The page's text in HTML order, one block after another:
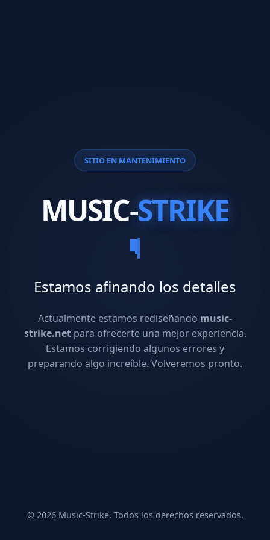
SITIO EN MANTENIMIENTO
MUSIC-STRIKE
Estamos afinando los detalles
Actualmente estamos rediseñando music-
strike.netpara ofrecerte una mejor experiencia.
Estamos corrigiendo algunos errores y
preparando algo increíble. Volveremos pronto.
© 2026 Music-Strike. Todos los derechos reservados.